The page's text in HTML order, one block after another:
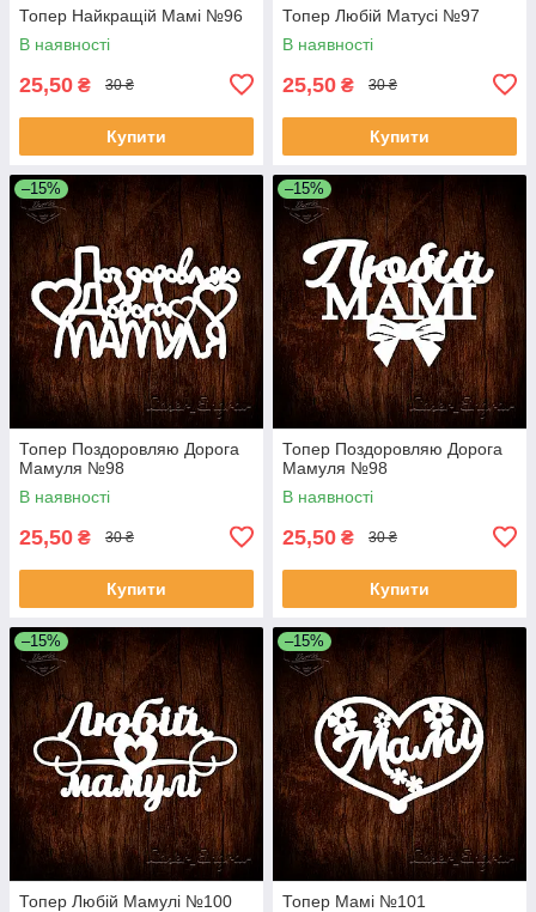
Топер Найкращій Мамі №96
В наявності
25,50 ₴ 30 ₴
Купити
Топер Любій Матусі №97
В наявності
25,50 ₴ 30 ₴
Купити
–15%
Топер Поздоровляю Дорога
Мамуля №98
В наявності
25,50 ₴ 30 ₴
Купити
–15%
Топер Поздоровляю Дорога
Мамуля №98
В наявності
25,50 ₴ 30 ₴
Купити
–15%
Топер Любій Мамулі №100
–15%
Топер Мамі №101